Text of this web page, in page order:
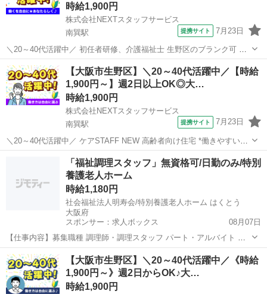
時給1,900円
株式会社NEXTスタッフサービス
南巽駅
提携サイト 7月23日
＼20～40代活躍中／ 初任者研修、介護福祉士 生野区のブランク可 グ
ループホーム *✨ブランクOK&柔軟シフトで働きやすい✨* *明るく清潔
な施設で、笑顔あふれるお仕事♪* *「おかえりなさい」と迎えてくれる
温かい雰囲...
大阪 大阪市 南巽駅 介護
【大阪市生野区】＼20～40代活躍中／【時給
1,900円～】週2日以上OK◎大…
時給1,900円
株式会社NEXTスタッフサービス
南巽駅
提携サイト 7月23日
＼20～40代活躍中／ ケアSTAFF NEW 高齢者向け住宅 *働きやすいか
ら続けられる!介護ワーク* *履歴書・来社不要でらくらくお仕事探し
★* *「おかえりなさい」と迎えてくれる温かい雰囲気の職場で、一緒
南巽駅 介護
「福祉調理スタッフ」無資格可/日勤のみ/特別
養護老人ホーム
時給1,180円
社会福祉法人明寿会/特別養護老人ホーム はくとう
大阪府
スポンサー：求人ボックス
08月07日
【仕事内容】募集職種 調理師・調理スタッフ パート・アルバイト 仕
事内容 調理 給与・手当 <給与> 時給1,180円 <基本給> 1,064〜1,115円
<手当> 交通費支給:実費(上限あり) 交通費支給月額:25,000円...
アルバイト・パート
【大阪市生野区】＼20～40代活躍中／《時給
1,900円～》週2日からOK♪大…
時給1,900円